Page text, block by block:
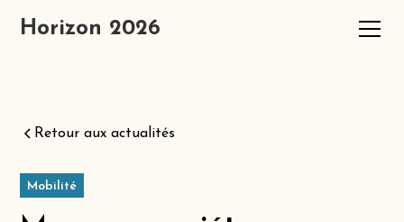
Horizon 2026
Retour aux actualités
Mobilité